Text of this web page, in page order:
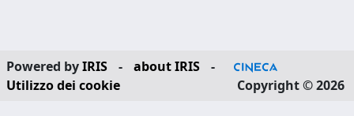
Powered byIRIS - about IRIS
-
Utilizzo dei cookie
Copyright © 2026